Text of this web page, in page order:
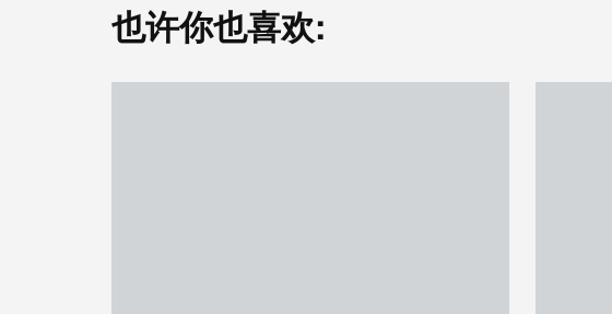
也许你也喜欢: